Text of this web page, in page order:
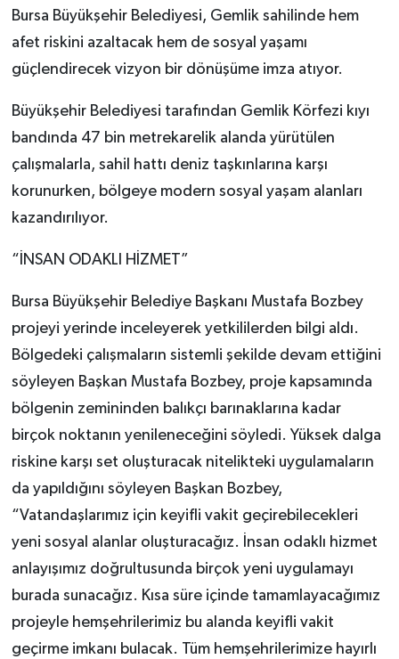
Bursa Büyükşehir Belediyesi, Gemlik sahilinde hem
afet riskini azaltacak hem de sosyal yaşamı
güçlendirecek vizyon bir dönüşüme imza atıyor.
Büyükşehir Belediyesi tarafından Gemlik Körfezi kıyı
bandında 47 bin metrekarelik alanda yürütülen
çalışmalarla, sahil hattı deniz taşkınlarına karşı
korunurken, bölgeye modern sosyal yaşam alanları
kazandırılıyor.
“İNSAN ODAKLI HİZMET”
Bursa Büyükşehir Belediye Başkanı Mustafa Bozbey
projeyi yerinde inceleyerek yetkililerden bilgi aldı.
Bölgedeki çalışmaların sistemli şekilde devam ettiğini
söyleyen Başkan Mustafa Bozbey, proje kapsamında
bölgenin zemininden balıkçı barınaklarına kadar
birçok noktanın yenileneceğini söyledi. Yüksek dalga
riskine karşı set oluşturacak nitelikteki uygulamaların
da yapıldığını söyleyen Başkan Bozbey,
“Vatandaşlarımız için keyifli vakit geçirebilecekleri
yeni sosyal alanlar oluşturacağız. İnsan odaklı hizmet
anlayışımız doğrultusunda birçok yeni uygulamayı
burada sunacağız. Kısa süre içinde tamamlayacağımız
projeyle hemşehrilerimiz bu alanda keyifli vakit
geçirme imkanı bulacak. Tüm hemşehrilerimize hayırlı